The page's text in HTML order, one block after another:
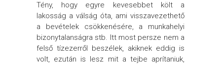
Tény, hogy egyre kevesebbet költ a
lakosság a válság óta, ami visszavezethető
a bevételek csökkenésére, a munkahelyi
bizonytalanságra stb. Itt most persze nem a
felső tízezerről beszélek, akiknek eddig is
volt, ezután is lesz mit a tejbe aprítaniuk,